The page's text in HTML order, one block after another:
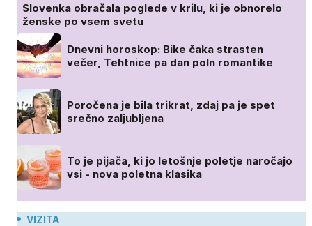
Slovenka obračala poglede v krilu, ki je obnorelo
ženske po vsem svetu
Dnevni horoskop: Bike čaka strasten
večer, Tehtnice pa dan poln romantike
Poročena je bila trikrat, zdaj pa je spet
srečno zaljubljena
To je pijača, ki jo letošnje poletje naročajo
vsi - nova poletna klasika
VIZITA